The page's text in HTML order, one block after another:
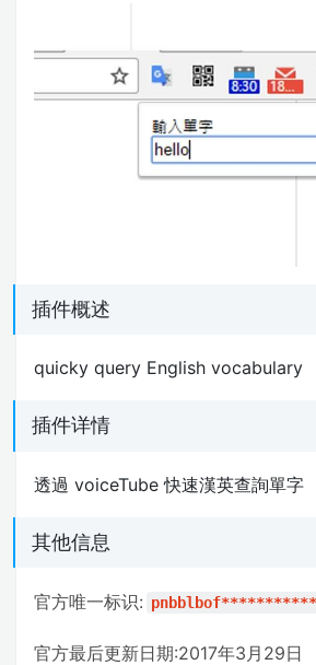
插件概述
quicky query English vocabulary
插件详情
透過 voiceTube 快速漢英查詢單字
其他信息
官方唯一标识:
官方最后更新日期:2017年3月29日